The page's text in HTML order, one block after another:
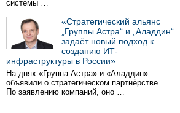
системы …
«Стратегический альянс
„Группы Астра“ и „Аладдин“
задаёт новый подход к
созданию ИТ-
инфраструктуры в России»
На днях «Группа Астра» и «Аладдин»
объявили о стратегическом партнёрстве.
По заявлению компаний, оно …